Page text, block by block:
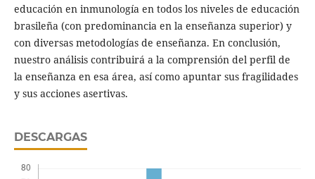
educación en inmunología en todos los niveles de educación
brasileña (con predominancia en la enseñanza superior) y
con diversas metodologías de enseñanza. En conclusión,
nuestro análisis contribuirá a la comprensión del perfil de
la enseñanza en esa área, así como apuntar sus fragilidades
y sus acciones asertivas.
DESCARGAS